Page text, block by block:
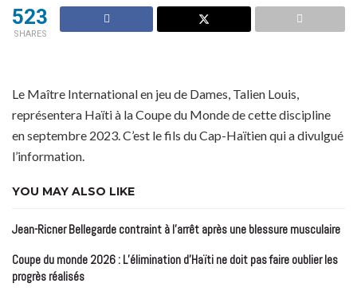
523
SHARES
Le Maître International en jeu de Dames, Talien Louis,
représentera Haïti à la Coupe du Monde de cette discipline
en septembre 2023. C’est le fils du Cap-Haïtien qui a divulgué
l’information.
YOU MAY ALSO LIKE
Jean-Ricner Bellegarde contraint à l’arrêt après une blessure musculaire
Coupe du monde 2026 : L’élimination d’Haïti ne doit pas faire oublier les
progrès réalisés